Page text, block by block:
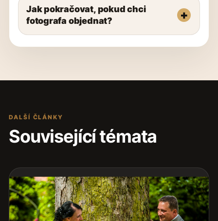
Jak pokračovat, pokud chci
fotografa objednat?
DALŠÍ ČLÁNKY
Související témata